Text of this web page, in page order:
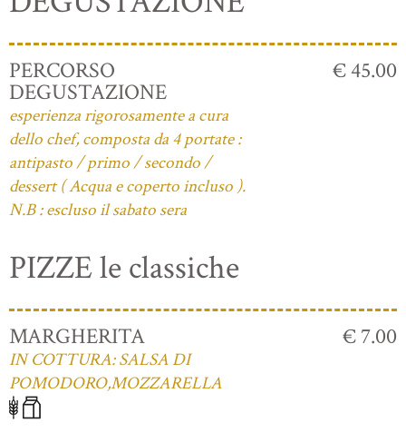
PERCORSO
DEGUSTAZIONE
esperienza rigorosamente a cura
dello chef, composta da 4 portate :
antipasto / primo / secondo /
dessert ( Acqua e coperto incluso ).
N.B : escluso il sabato sera
€ 45.00
PIZZE le classiche
MARGHERITA
IN COTTURA: SALSA DI
POMODORO,MOZZARELLA
€ 7.00